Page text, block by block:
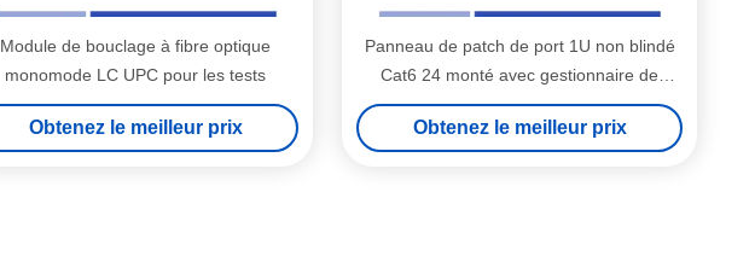
Module de bouclage à fibre optique
monomode LC UPC pour les tests
Obtenez le meilleur prix
Panneau de patch de port 1U non blindé
Cat6 24 monté avec gestionnaire de
câbles
Obtenez le meilleur prix